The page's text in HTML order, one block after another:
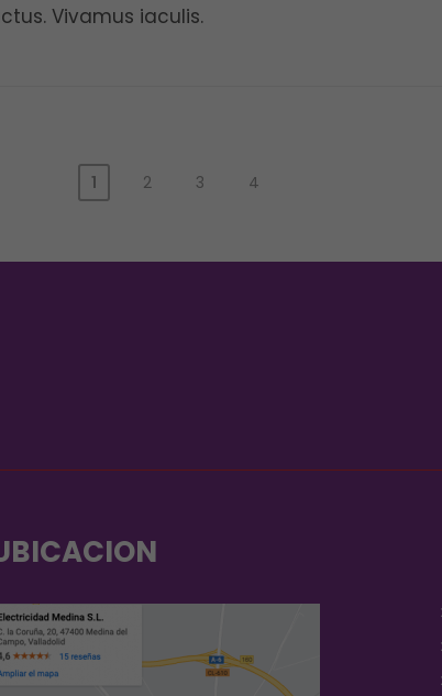
Vivamus iaculis.
1 2 3 4